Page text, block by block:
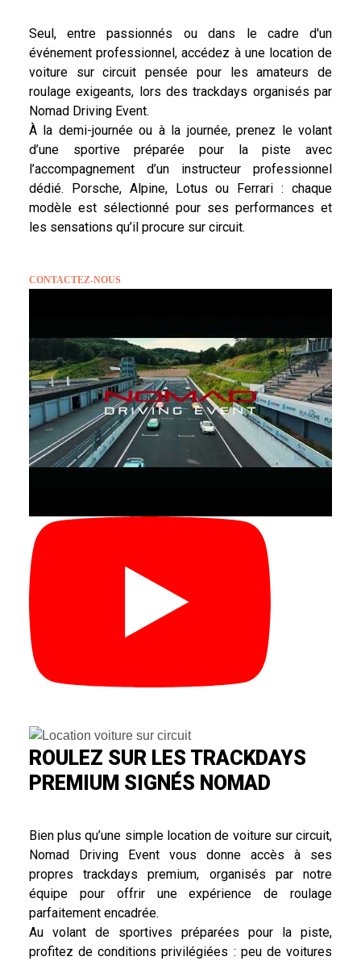
Seul, entre passionnés ou dans le cadre d'un
événement professionnel, accédez à une location de
voiture sur circuit pensée pour les amateurs de
roulage exigeants, lors des trackdays organisés par
Nomad Driving Event.
À la demi-journée ou à la journée, prenez le volant
d’une sportive préparée pour la piste avec
l’accompagnement d’un instructeur professionnel
dédié. Porsche, Alpine, Lotus ou Ferrari : chaque
modèle est sélectionné pour ses performances et
les sensations qu’il procure sur circuit.
CONTACTEZ-NOUS
ROULEZ SUR LES TRACKDAYS
PREMIUM SIGNÉS NOMAD
Bien plus qu’une simple location de voiture sur circuit,
Nomad Driving Event vous donne accès à ses
propres trackdays premium, organisés par notre
équipe pour offrir une expérience de roulage
parfaitement encadrée.
Au volant de sportives préparées pour la piste,
profitez de conditions privilégiées : peu de voitures